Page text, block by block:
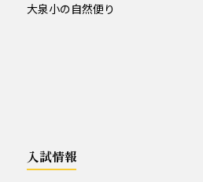
富浦寮
大泉小の自然便り
入試情報